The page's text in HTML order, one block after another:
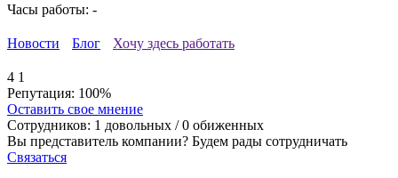
Часы работы: -
Новости Блог Хочу здесь работать
4 1
Репутация: 100%
Оставить свое мнение
Сотрудников: 1 довольных /0 обиженных
Вы представитель компании? Будем рады сотрудничать
Связаться